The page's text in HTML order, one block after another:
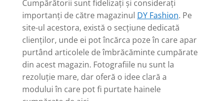
Cumpărătorii sunt fidelizați și considerați
importanți de către magazinul DY Fashion. Pe
site-ul acestora, există o secțiune dedicată
clienților, unde ei pot încărca poze în care apar
purtând articolele de îmbrăcăminte cumpărate
din acest magazin. Fotografiile nu sunt la
rezoluție mare, dar oferă o idee clară a
modului în care pot fi purtate hainele